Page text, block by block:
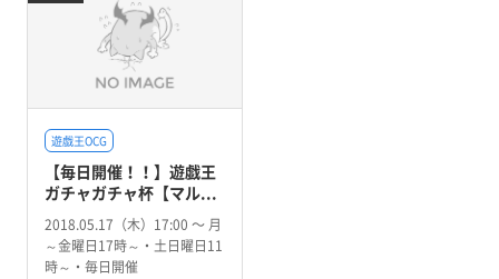
遊戯王OCG
【毎日開催！！】遊戯王
ガチャガチャ杯【マル...
2018.05.17（木）17:00 〜 月
～金曜日17時～・土日曜日11
時～・毎日開催